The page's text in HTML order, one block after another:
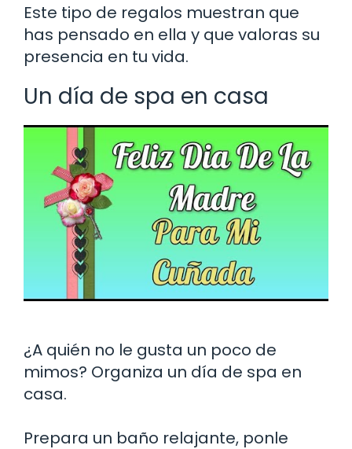
Este tipo de regalos muestran que
has pensado en ella y que valoras su
presencia en tu vida.
Un día de spa en casa
¿A quién no le gusta un poco de
mimos? Organiza un día de spa en
casa.
Prepara un baño relajante, ponle